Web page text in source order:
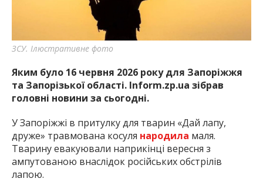
найважливішу інформацію про події
міста Запоріжжя та області.
ЗСУ. Ілюстративне фото
Яким було 16 червня 2026 року для Запоріжжя
та Запорізької області. Inform.zp.ua зібрав
головні новини за сьогодні.
У Запоріжжі в притулку для тварин «Дай лапу,
друже» травмована косуля народила маля.
Тварину евакуювали наприкінці вересня з
ампутованою внаслідок російських обстрілів
лапою.